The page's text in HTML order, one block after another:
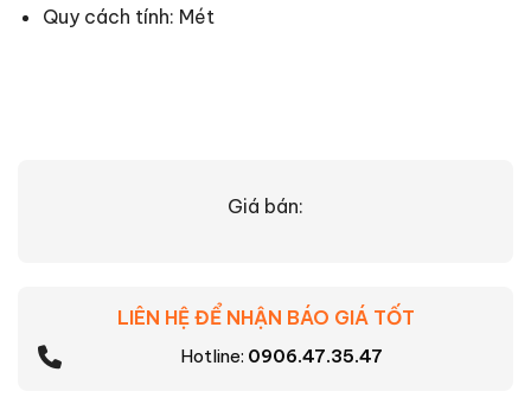
Quy cách tính: Mét
Giá bán:
LIÊN HỆ ĐỂ NHẬN BÁO GIÁ TỐT
Hotline: 0906.47.35.47